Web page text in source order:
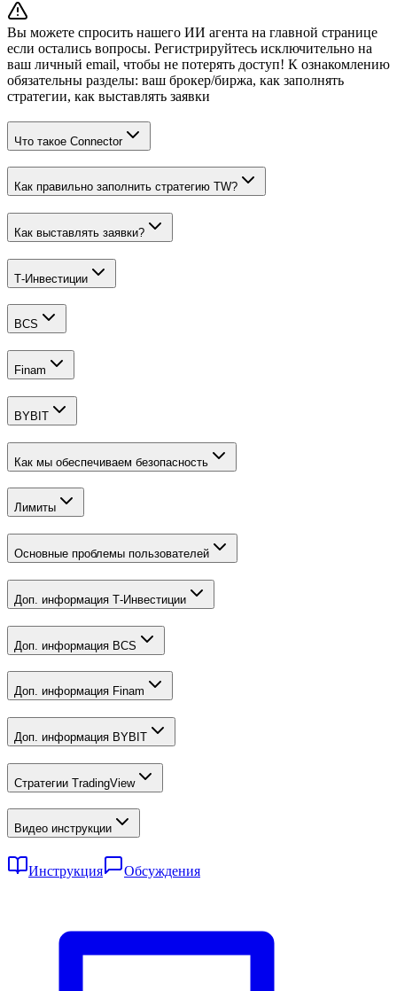
Вы можете спросить нашего ИИ агента на главной странице
если остались вопросы. Регистрируйтесь исключительно на
ваш личный email, чтобы не потерять доступ! К ознакомлению
обязательны разделы: ваш брокер/биржа, как заполнять
стратегии, как выставлять заявки
Что такое Connector
Как правильно заполнить стратегию TW?
Как выставлять заявки?
Т-Инвестиции
BCS
Finam
BYBIT
Как мы обеспечиваем безопасность
Лимиты
Основные проблемы пользователей
Доп. информация Т-Инвестиции
Доп. информация BCS
Доп. информация Finam
Доп. информация BYBIT
Стратегии TradingView
Видео инструкции
Инструкция Обсуждения